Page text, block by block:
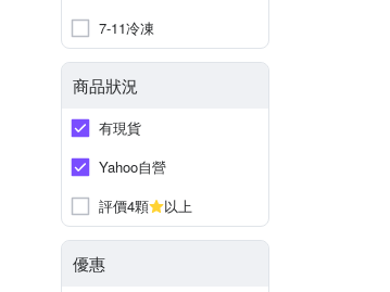
7-11冷凍
商品狀況
有現貨
Yahoo自營
評價4顆
以上
優惠